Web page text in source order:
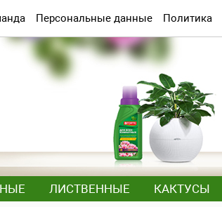
Персональные данные Политика
ЛИСТВЕННЫЕ КАКТУСЫ